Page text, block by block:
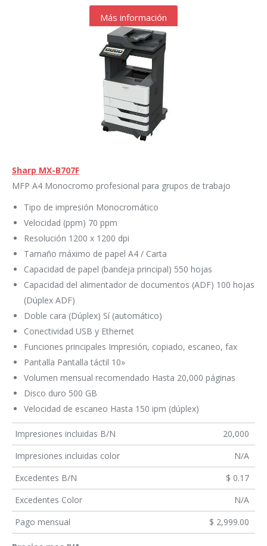
Más información
Sharp MX-B707F
MFP A4 Monocromo profesional para grupos de trabajo
Tipo de impresión Monocromático
Velocidad (ppm) 70 ppm
Resolución 1200 x 1200 dpi
Tamaño máximo de papel A4 / Carta
Capacidad de papel (bandeja principal) 550 hojas
Capacidad del alimentador de documentos (ADF) 100 hojas
(Dúplex ADF)
Doble cara (Dúplex) Sí (automático)
Conectividad USB y Ethernet
Funciones principales Impresión, copiado, escaneo, fax
Pantalla Pantalla táctil 10»
Volumen mensual recomendado Hasta 20,000 páginas
Disco duro 500 GB
Velocidad de escaneo Hasta 150 ipm (dúplex)
Impresiones incluidas B/N
20,000
Impresiones incluidas color
N/A
Excedentes B/N
$ 0.17
Excedentes Color
N/A
Pago mensual
$ 2,999.00